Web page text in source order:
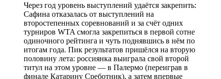
Через год уровень выступлений удаётся закрепить:
Сафина отказалась от выступлений на
второстепенных соревнований и за счёт одних
турниров WTA смогла закрепиться в первой сотне
одиночного рейтинга и чуть поднявшись в нём по
итогам года. Пик результатов пришёлся на вторую
половину лета: россиянка выиграла свой второй
титул на этом уровне — в Палермо (переиграв в
финале Катарину Среботник), а затем впервые